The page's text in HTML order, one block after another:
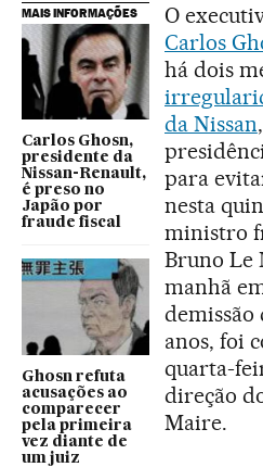
MAIS INFORMAÇÕES
Carlos Ghosn,
presidente da
Nissan-Renault,
é preso no
Japão por
fraude fiscal
Ghosn refuta
acusações ao
comparecer
pela primeira
vez diante de
um juiz
O
Carlos
há dois
da Nissan
para
nesta
ministro
Bruno Le
manhã
demissão
anos, foi
quarta-
direção
Maire.